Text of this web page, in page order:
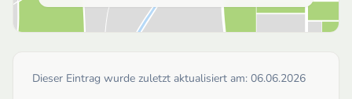
Dieser Eintrag wurde zuletzt aktualisiert am: 06.06.2026